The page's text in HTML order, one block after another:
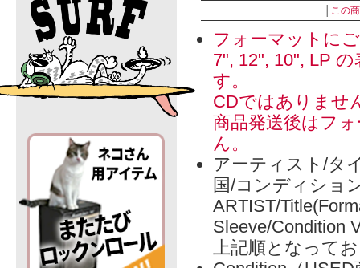
この
フォーマットに
7", 12", 10", LP
す。
CDではありませ
商品発送後はフ
ん。
アーティスト/タ
国/コンディショ
ARTIST/
Sleeve/Condition
上記順となって